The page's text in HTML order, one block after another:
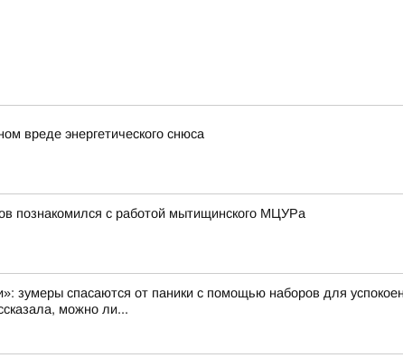
вреде энергетического снюса
познакомился с работой мытищинского МЦУРа
зумеры спасаются от паники с помощью наборов для
можно ли...